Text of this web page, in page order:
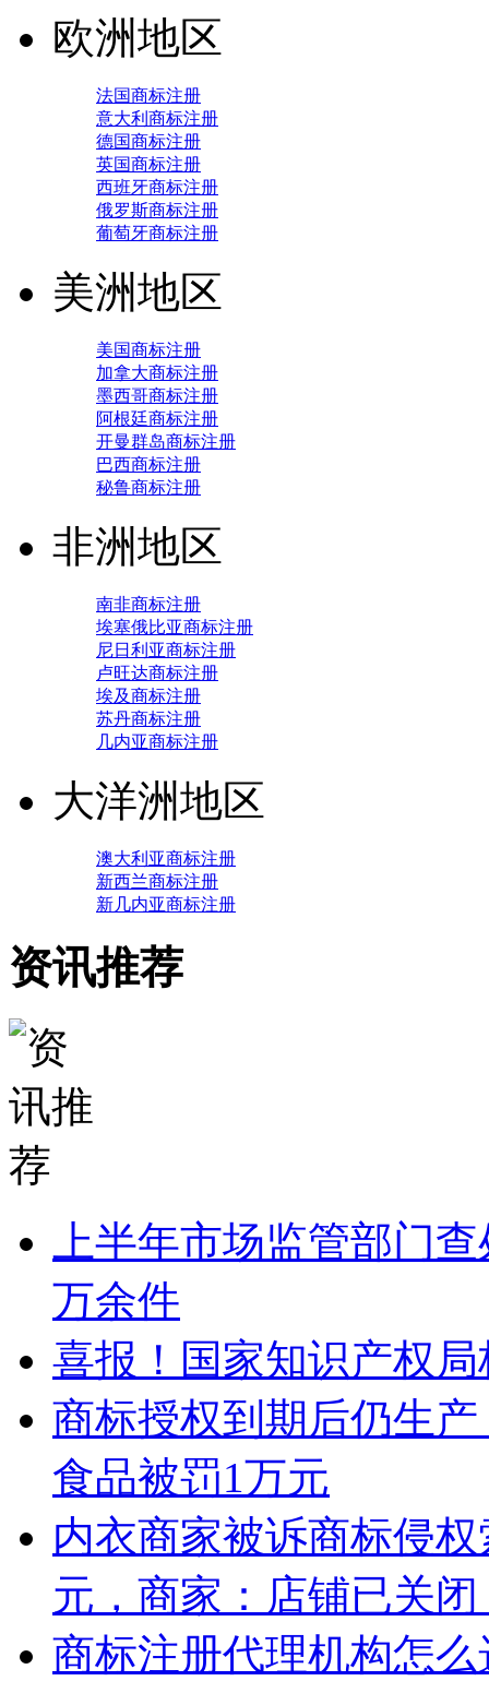
欧洲地区
法国商标注册
意大利商标注册
德国商标注册
英国商标注册
西班牙商标注册
俄罗斯商标注册
葡萄牙商标注册
美洲地区
美国商标注册
加拿大商标注册
墨西哥商标注册
阿根廷商标注册
开曼群岛商标注册
巴西商标注册
秘鲁商标注册
非洲地区
南非商标注册
埃塞俄比亚商标注册
尼日利亚商标注册
卢旺达商标注册
埃及商标注册
苏丹商标注册
几内亚商标注册
大洋洲地区
澳大利亚商标注册
新西兰商标注册
新几内亚商标注册
资讯推荐
上半年市场监管部门
万余件
喜报！国家知识产权
商标授权到期后仍生
食品被罚1万元
内衣商家被诉商标侵
元，商家：店铺已关
商标注册代理机构怎么